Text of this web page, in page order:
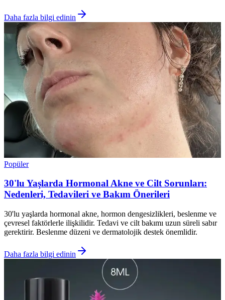
Daha fazla bilgi edinin
Popüler
30'lu Yaşlarda Hormonal Akne ve Cilt Sorunları:
Nedenleri, Tedavileri ve Bakım Önerileri
30'lu yaşlarda hormonal akne, hormon dengesizlikleri, beslenme ve
çevresel faktörlerle ilişkilidir. Tedavi ve cilt bakımı uzun süreli sabır
gerektirir. Beslenme düzeni ve dermatolojik destek önemlidir.
Daha fazla bilgi edinin